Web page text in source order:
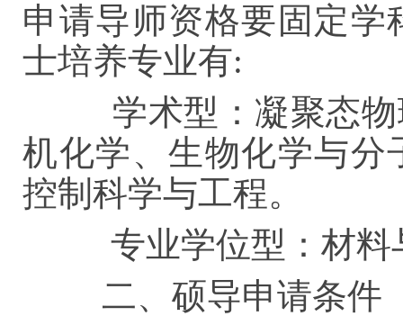
申请导师资格要固定
士培养专业有:
学术型：凝聚态
机化学、生物化学与分
控制科学与工程。
专业学位型：材
二、硕导申请条